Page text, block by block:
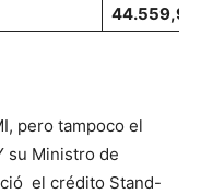
44.559,90
pero tampoco el
su Ministro de
el crédito Stand-